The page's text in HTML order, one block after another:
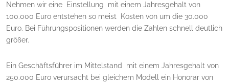
Nehmen wir eine Einstellung mit einem Jahresgehalt von
100.000 Euro entstehen so meist Kosten von um die 30.000
Euro. Bei Führungspositionen werden die Zahlen schnell deutlich
größer.
Ein Geschäftsführer im Mittelstand mit einem Jahresgehalt von
250.000 Euro verursacht bei gleichem Modell ein Honorar von